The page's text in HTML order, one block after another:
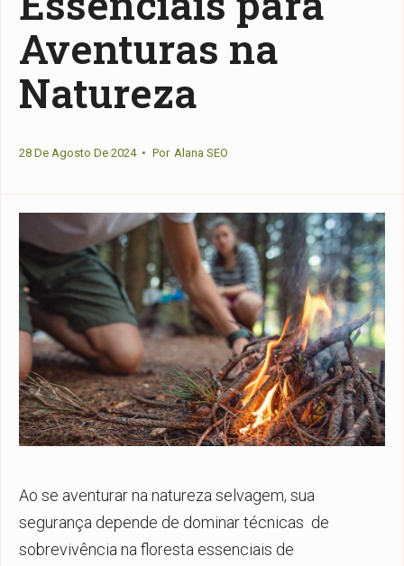
Aventuras na
Natureza
28 De Agosto De 2024 • Por Alana SEO
Ao se aventurar na natureza selvagem, sua
segurança depende de dominar técnicas de
sobrevivência na floresta essenciais de